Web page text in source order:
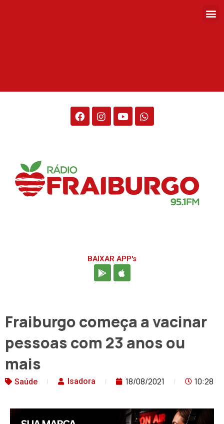
BAIXAR APP's
Fraiburgo começa a vacinar
pessoas com 23 anos ou
mais
Saúde Isadora 18/08/2021 10:28